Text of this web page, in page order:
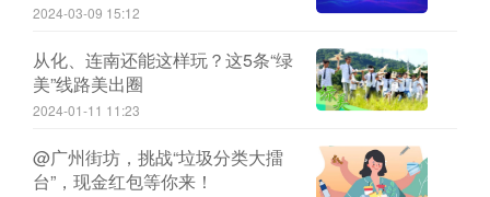
2024-03-09 15:12
从化、连南还能这样玩？这5条“绿
美”线路美出圈
2024-01-11 11:23
@广州街坊，挑战“垃圾分类大擂
台”，现金红包等你来！